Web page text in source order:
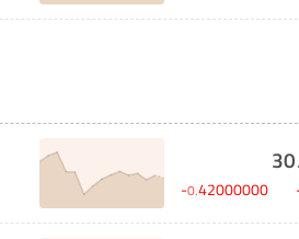
30
-0.42000000